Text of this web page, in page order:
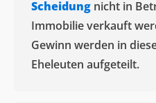
Scheidung nicht in
Immobilie verkauft
Gewinn werden in
Eheleuten aufgeteilt.​